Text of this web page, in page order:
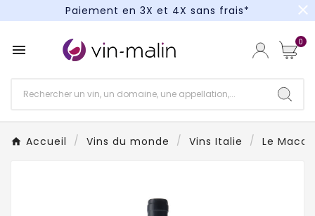
Paiement en 3X et 4X sans frais*
Paiement en 3X et 4X sans frais*
close
 0
Accueil Vins du monde Vins Italie Le